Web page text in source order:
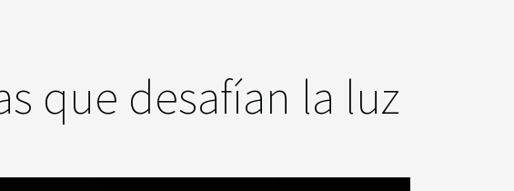
que desafían la luz